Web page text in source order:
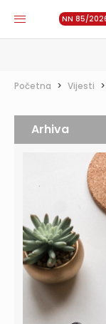
NN 85/
Početna > Vijesti >
Arhiva